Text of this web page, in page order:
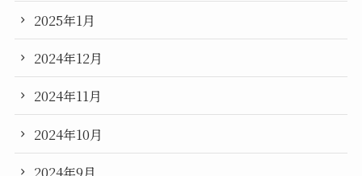
2025年1月
2024年12月
2024年11月
2024年10月
2024年9月